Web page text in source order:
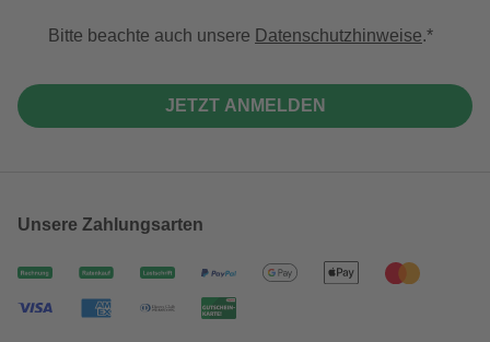
Bitte beachte auch unsere Datenschutzhinweise.
JETZT ANMELDEN
Unsere Zahlungsarten